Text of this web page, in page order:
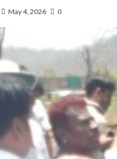
May 4, 2026 0